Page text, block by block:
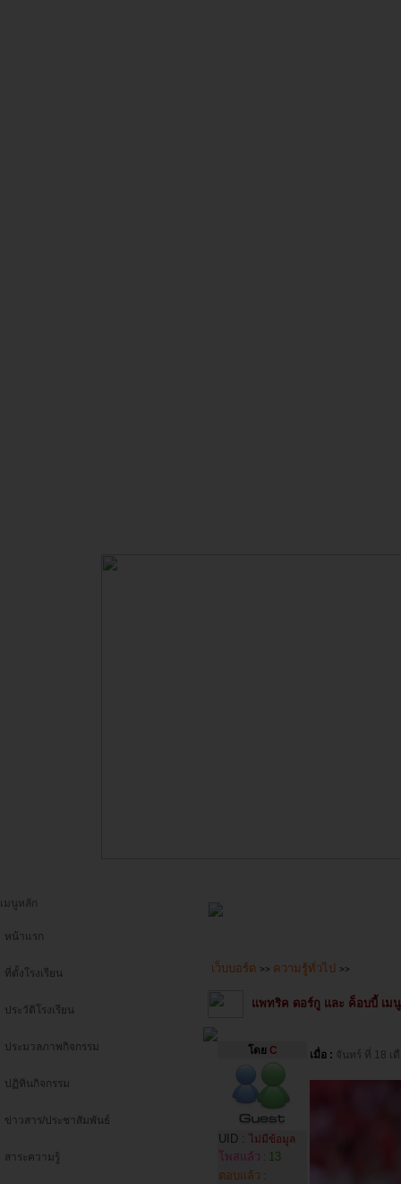
เมนูหลัก
หน้าแรก
ที่ตั้งโรงเรียน
ประวัติโรงเรียน
ประมวลภาพกิจกรรม
ปฏิทินกิจกรรม
ข่าวสาร/ประชาสัมพันธ์
สาระความรู้
เว็บบอร์ด >> ความรู้ทั่วไป >>
แพทริค ดอร์กู และ ค็อบบี้ เม
โดยC
UID : ไม่มีข้อมูล
โพสแล้ว : 13
ตอบแล้ว :
เมื่อ : จันทร์ ที่ 18